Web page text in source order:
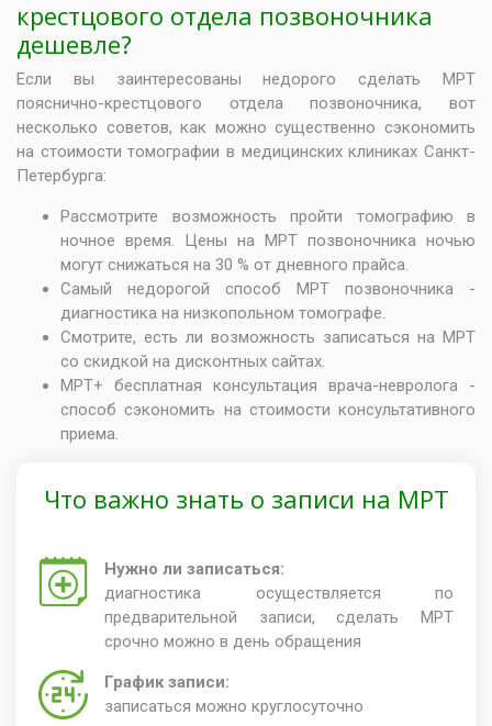
крестцового отдела позвоночника
дешевле?
Если вы заинтересованы недорого сделать МРТ
пояснично-крестцового отдела позвоночника, вот
несколько советов, как можно существенно сэкономить
на стоимости томографии в медицинских клиниках Санкт-
Петербурга:
Рассмотрите возможность пройти томографию в
ночное время. Цены на МРТ позвоночника ночью
могут снижаться на 30 % от дневного прайса.
Самый недорогой способ МРТ позвоночника -
диагностика на низкопольном томографе.
Смотрите, есть ли возможность записаться на МРТ
со скидкой на дисконтных сайтах.
МРТ+ бесплатная консультация врача-невролога -
способ сэкономить на стоимости консультативного
приема.
Что важно знать о записи на МРТ
Нужно ли записаться:
диагностика осуществляется по
предварительной записи, сделать МРТ
срочно можно в день обращения
График записи:
записаться можно круглосуточно